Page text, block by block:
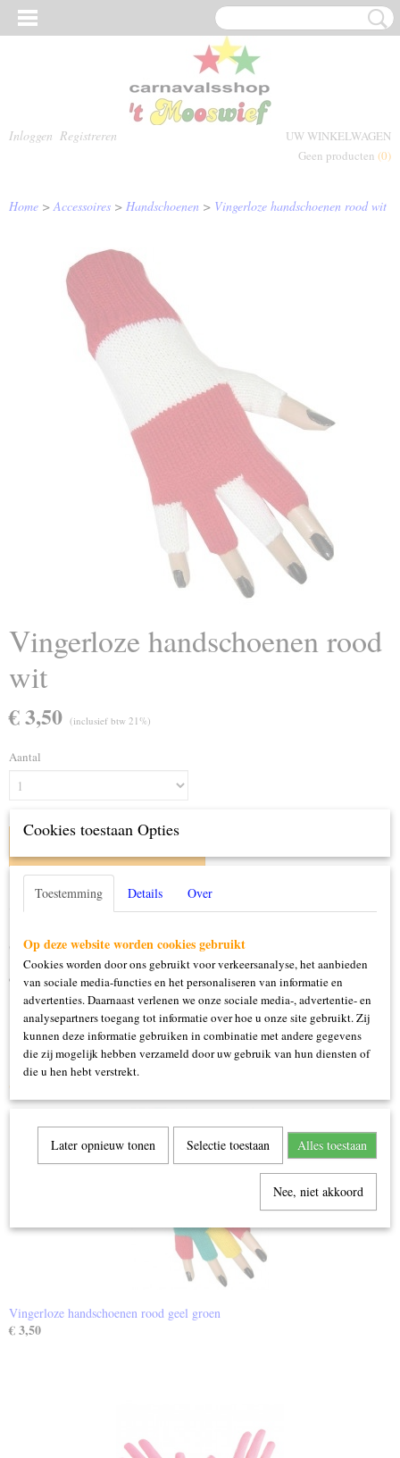
Inloggen Registreren
UW WINKELWAGEN
Geen producten (0)
Home >Accessoires > Handschoenen > Vingerloze handschoenen rood wit
Vingerloze handschoenen rood
wit
€ 3,50 (inclusief btw 21%)
Aantal
Specificaties
Productcode
10824
Omschrijving
one size
Ook interessant
Vingerloze handschoenen rood geel groen
€ 3,50
Cookies toestaan Opties
Toestemming Details Over
Op deze website worden cookies gebruikt
Cookies worden door ons gebruikt voor verkeersanalyse, het aanbieden
van sociale media-functies en het personaliseren van informatie en
advertenties. Daarnaast verlenen we onze sociale media-, advertentie- en
analysepartners toegang tot informatie over hoe u onze site gebruikt. Zij
kunnen deze informatie gebruiken in combinatie met andere gegevens
die zij mogelijk hebben verzameld door uw gebruik van hun diensten of
die u hen hebt verstrekt.
Later opnieuw tonen Selectie toestaan Alles toestaan
Nee, niet akkoord